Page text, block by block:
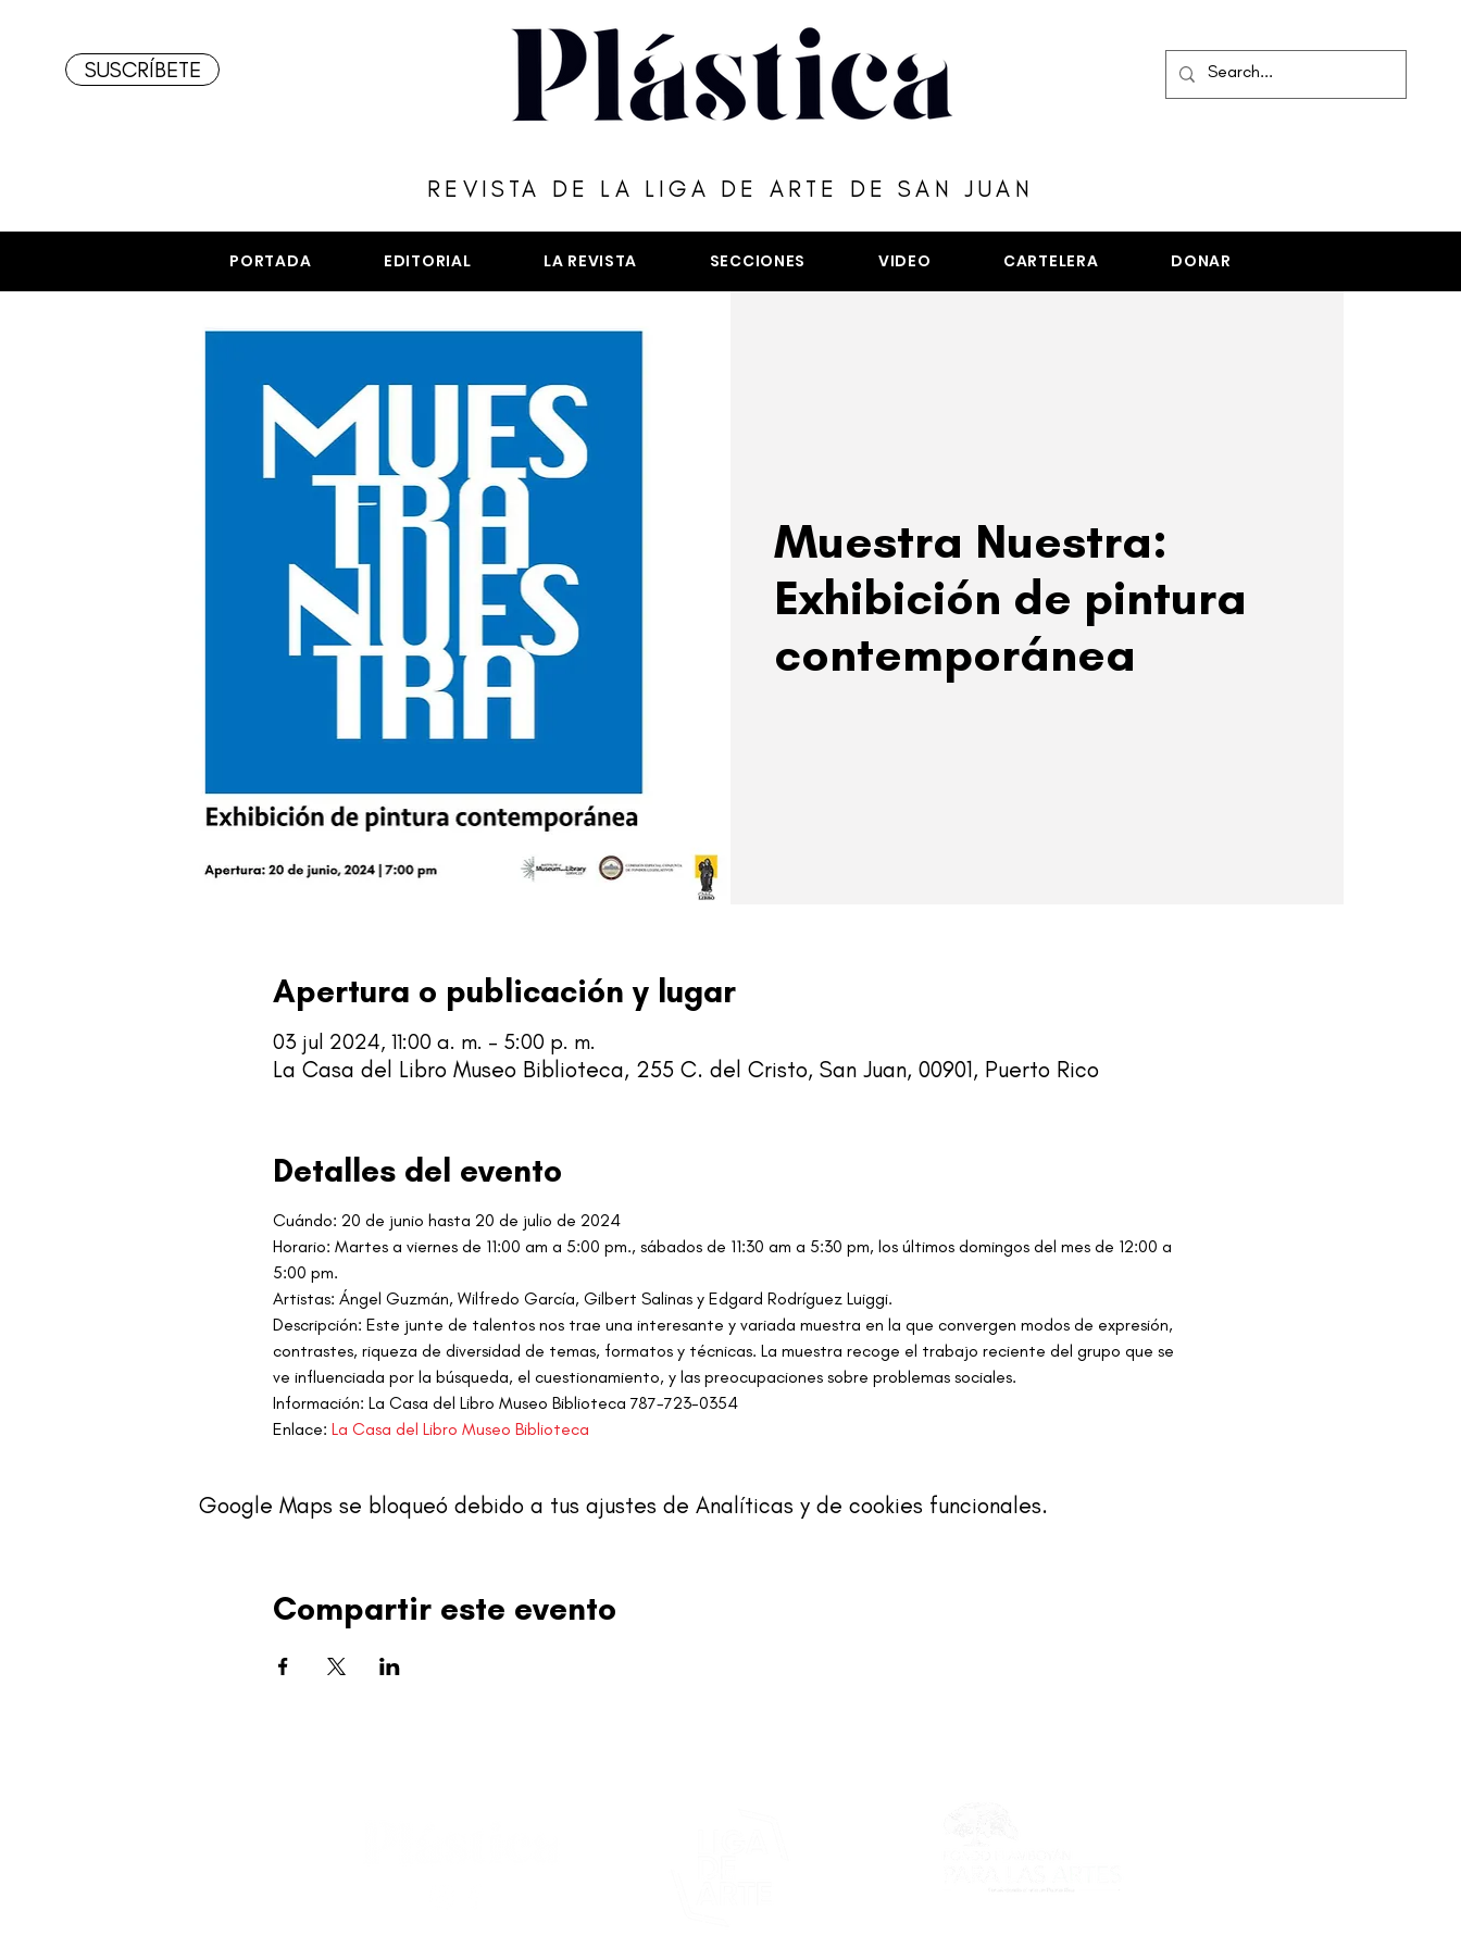
SUSCRÍBETE
REVISTA DE LA LIGA DE ARTE DE SAN JUAN
PORTADA EDITORIAL LA REVISTA SECCIONES VIDEO CARTELERA DONAR
Muestra Nuestra:
Exhibición de pintura
contemporánea
Apertura o publicación y lugar
03 jul 2024, 11:00 a. m. – 5:00 p. m.
La Casa del Libro Museo Biblioteca, 255 C. del Cristo, San Juan, 00901, Puerto Rico
Detalles del evento
Cuándo: 20 de junio hasta 20 de julio de 2024
Horario: Martes a viernes de 11:00 am a 5:00 pm., sábados de 11:30 am a 5:30 pm, los últimos domingos del mes de 12:00 a
5:00 pm.
Artistas: Ángel Guzmán, Wilfredo García, Gilbert Salinas y Edgard Rodríguez Luiggi.
Descripción: Este junte de talentos nos trae una interesante y variada muestra en la que convergen modos de expresión,
contrastes, riqueza de diversidad de temas, formatos y técnicas. La muestra recoge el trabajo reciente del grupo que se
ve influenciada por la búsqueda, el cuestionamiento, y las preocupaciones sobre problemas sociales.
Información: La Casa del Libro Museo Biblioteca 787-723-0354
Enlace: La Casa del Libro Museo Biblioteca
Google Maps se bloqueó debido a tus ajustes de Analíticas y de cookies funcionales.
Compartir este evento